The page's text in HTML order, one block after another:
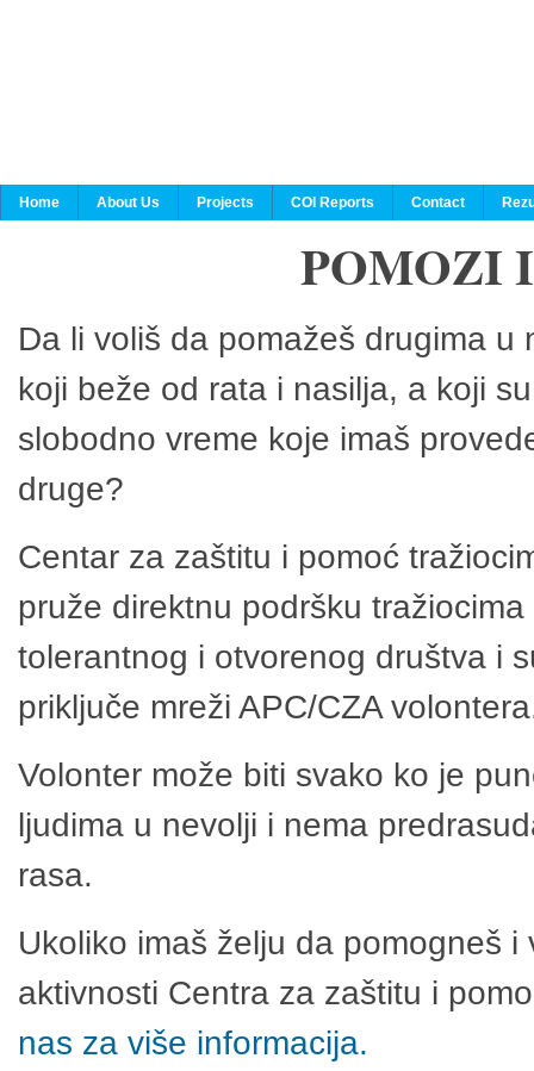
Home About Us Projects COI Reports Contact
POMOZI
Da li voliš da pomažeš drugima
koji beže od rata i nasilja, a koji
slobodno vreme koje imaš
druge?
Centar za zaštitu i pomoć
pruže direktnu podršku
tolerantnog i otvorenog društva i
priključe mreži APC/CZA
Volonter može biti svako ko je
ljudima u nevolji i nema
rasa.
Ukoliko imaš želju da pomogneš
aktivnosti Centra za zaštitu i
nas za više informacija.